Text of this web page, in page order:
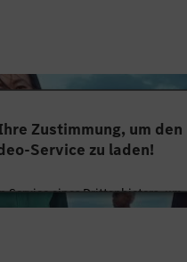
Zustimmung, um den
Service zu laden!
Service eines Drittanbieters, um
Dieser Service kann Daten zu